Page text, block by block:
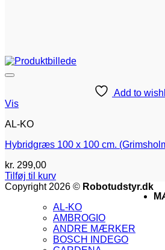
Add to
Vis
AL-KO
Hybridgræs 100 x 100 cm.
kr. 299,00
Tilføj til kurv
Copyright 2026 © Robotudstyr.dk
AL-KO
AMBROGIO
ANDRE MÆRKER
BOSCH INDEGO